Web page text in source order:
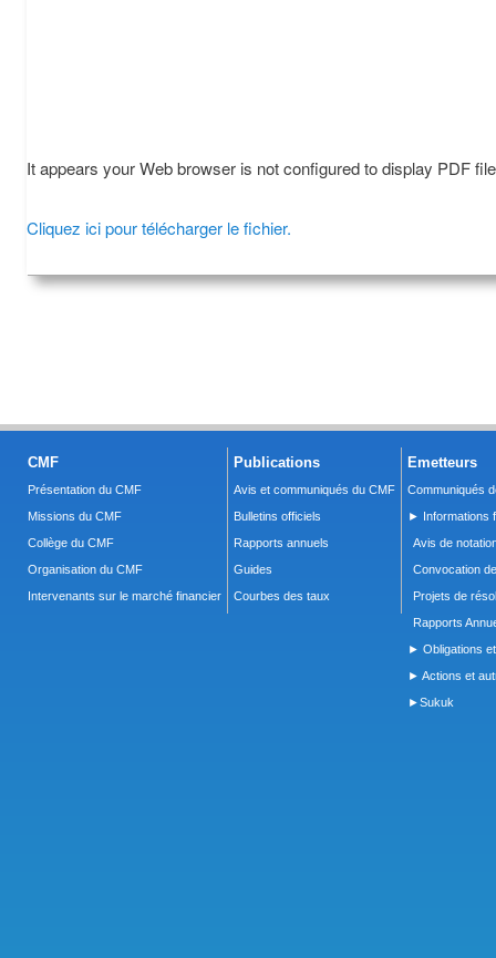
It appears your Web browser is not configured to display PDF
Cliquez ici pour télécharger le fichier.
CMF
Présentation du CMF
Missions du CMF
Collège du CMF
Organisation du CMF
Intervenants sur le marché financier
Publications
Avis et communiqués du CMF
Bulletins officiels
Rapports annuels
Guides
Courbes des taux
Emetteurs
Communiqués
► Informations
Avis de
Convocation
Projets de
Rapports
► Obligations
► Actions et
►Sukuk